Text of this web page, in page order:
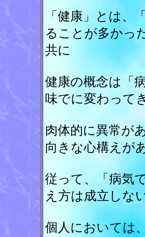
「健康」とは、
ることが多かっ
共に
健康の概念は「
味でに変わって
肉体的に異常が
向きな心構えが
従って、「病気
え方は成立しな
個人においては